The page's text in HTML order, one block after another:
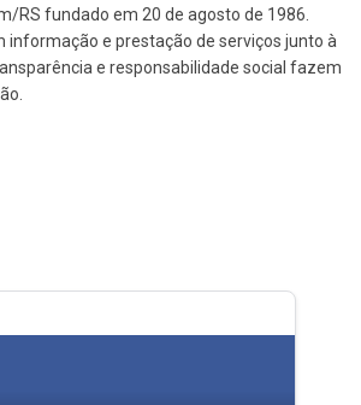
RS fundado em 20 de agosto de 1986.
informação e prestação de serviços junto à
e responsabilidade social fazem